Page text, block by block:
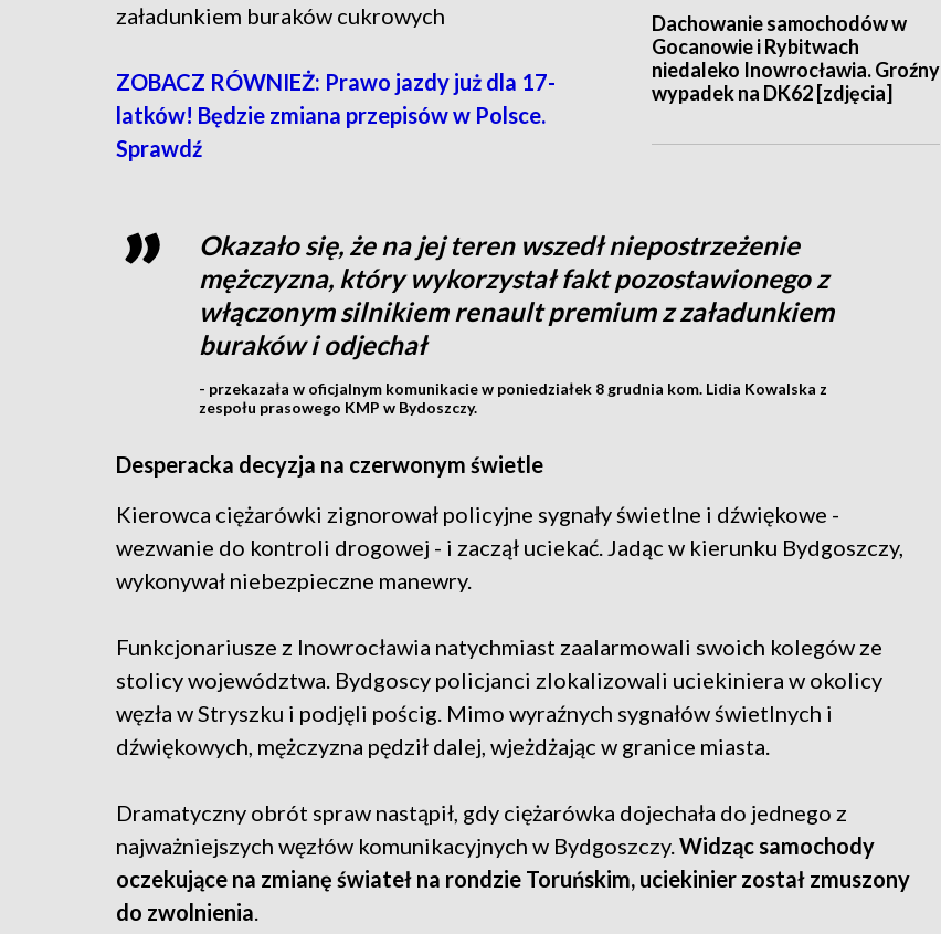
Dachowanie samochodów w
Gocanowie i Rybitwach
niedaleko Inowrocławia. Groźny
wypadek na DK62 [zdjęcia]
załadunkiem buraków cukrowych
ZOBACZ RÓWNIEŻ: Prawo jazdy już dla 17-
latków! Będzie zmiana przepisów w Polsce.
Sprawdź
Okazało się, że na jej teren wszedł niepostrzeżenie
mężczyzna, który wykorzystał fakt pozostawionego z
włączonym silnikiem renault premium z załadunkiem
buraków i odjechał
- przekazała w oficjalnym komunikacie w poniedziałek 8 grudnia kom. Lidia Kowalska z
zespołu prasowego KMP w Bydoszczy.
Desperacka decyzja na czerwonym świetle
Kierowca ciężarówki zignorował policyjne sygnały świetlne i dźwiękowe -
wezwanie do kontroli drogowej - i zaczął uciekać. Jadąc w kierunku Bydgoszczy,
wykonywał niebezpieczne manewry.
Funkcjonariusze z Inowrocławia natychmiast zaalarmowali swoich kolegów ze
stolicy województwa. Bydgoscy policjanci zlokalizowali uciekiniera w okolicy
węzła w Stryszku i podjęli pościg. Mimo wyraźnych sygnałów świetlnych i
dźwiękowych, mężczyzna pędził dalej, wjeżdżając w granice miasta.
Dramatyczny obrót spraw nastąpił, gdy ciężarówka dojechała do jednego z
najważniejszych węzłów komunikacyjnych w Bydgoszczy. Widząc samochody
oczekujące na zmianę świateł na rondzie Toruńskim, uciekinier został zmuszony
do zwolnienia